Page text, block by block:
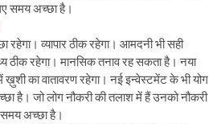
समय अच्छा है।
रहेगा। व्यापार ठीक रहेगा। आमदनी भी सही
ठीक रहेगा। मानसिक तनाव रह सकता है। नया
ख़ुशी का वातावरण रहेगा। नई इन्वेस्टमेंट के भी योग
है। जो लोग नौकरी की तलाश में हैं उनको नौकरी
अच्छा है।